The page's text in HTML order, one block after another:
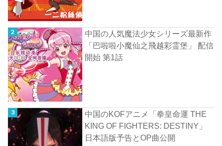
中国の人気魔法少女シリーズ最新作
「巴啦啦小魔仙之飛越彩霊堡」 配信
開始 第1話
中国のKOFアニメ「拳皇命運 THE
KING OF FIGHTERS: DESTINY」
日本語版予告とOP曲公開